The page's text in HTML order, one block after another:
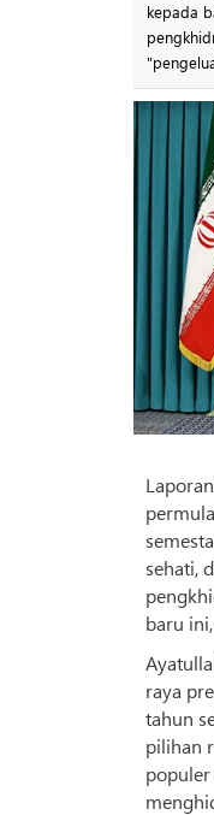
kepada
sehati,
baru
raya
tahun
pilihan